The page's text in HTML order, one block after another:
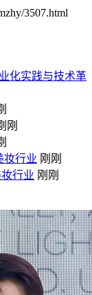
3507.html
化实践与技术革
刚
妆行业 刚刚
行业 刚刚